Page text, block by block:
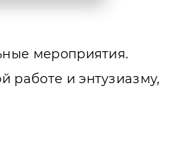
мероприятия.
работе и энтузиазму,